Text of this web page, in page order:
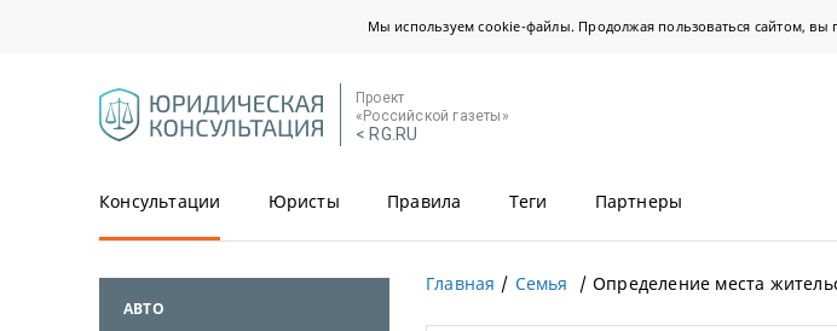
Мы используем cookie-файлы. Продолжая пользоваться сайтом, вы
Проект
«Российской газеты»
< RG.RU
Консультации Юристы Правила Теги Партнеры
АВТО
Главная Семья Определение места